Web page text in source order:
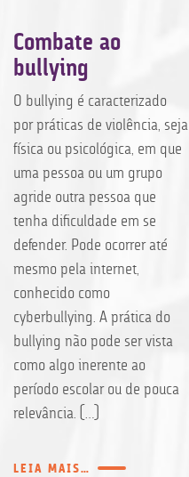
Combate ao
bullying
O bullying é caracterizado
por práticas de violência, seja
física ou psicológica, em que
uma pessoa ou um grupo
agride outra pessoa que
tenha dificuldade em se
defender. Pode ocorrer até
mesmo pela internet,
conhecido como
cyberbullying. A prática do
bullying não pode ser vista
como algo inerente ao
período escolar ou de pouca
relevância. […]
LEIA MAIS…